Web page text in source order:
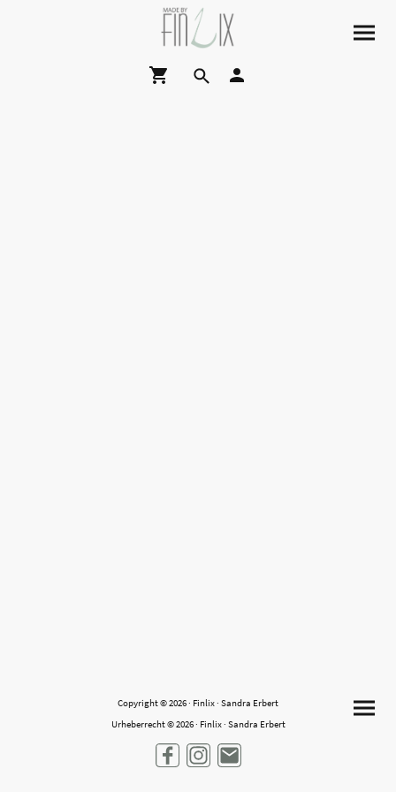
Copyright © 2026 · Finlix · Sandra Erbert
Urheberrecht © 2026 · Finlix · Sandra Erbert